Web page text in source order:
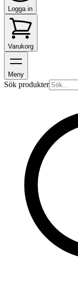
Logga in
Varukorg
Meny
Sök produkter